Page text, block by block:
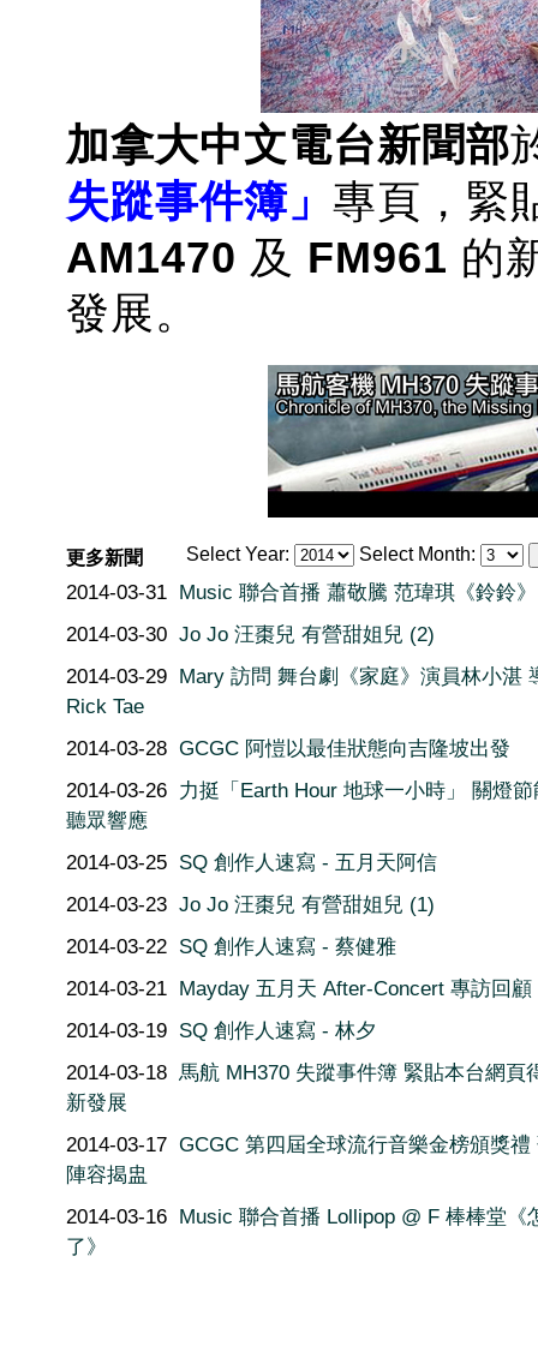
加拿大中文電台新聞部
失蹤事件簿」 專頁，緊
AM1470 及 FM961 的
發展。
Select Year: Select Month:
更多新聞
2014-03-31 Music 聯合首播 蕭敬騰 范瑋琪《鈴鈴》
2014-03-30 Jo Jo 汪棗兒 有營甜姐兒 (2)
2014-03-29 Mary 訪問 舞台劇《家庭》演員林小湛
Rick Tae
2014-03-28 GCGC 阿愷以最佳狀態向吉隆坡出發
2014-03-26 力挺「Earth Hour 地球一小時」 關燈
聽眾響應
2014-03-25 SQ 創作人速寫 - 五月天阿信
2014-03-23 Jo Jo 汪棗兒 有營甜姐兒 (1)
2014-03-22 SQ 創作人速寫 - 蔡健雅
2014-03-21 Mayday 五月天 After-Concert 專訪回顧
2014-03-19 SQ 創作人速寫 - 林夕
2014-03-18 馬航 MH370 失蹤事件簿 緊貼本台網頁
新發展
2014-03-17 GCGC 第四屆全球流行音樂金榜頒獎禮
陣容揭盅
2014-03-16 Music 聯合首播 Lollipop @ F 棒棒堂《
了》